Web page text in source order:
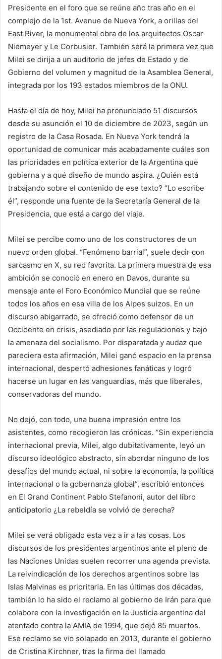
Presidente en el foro que se reúne año tras año en el
complejo de la 1st. Avenue de Nueva York, a orillas del
East River, la monumental obra de los arquitectos Oscar
Niemeyer y Le Corbusier. También será la primera vez que
Milei se dirija a un auditorio de jefes de Estado y de
Gobierno del volumen y magnitud de la Asamblea General,
integrada por los 193 estados miembros de la ONU.
Hasta el día de hoy, Milei ha pronunciado 51 discursos
desde su asunción el 10 de diciembre de 2023, según un
registro de la Casa Rosada. En Nueva York tendrá la
oportunidad de comunicar más acabadamente cuáles son
las prioridades en política exterior de la Argentina que
gobierna y a qué diseño de mundo aspira. ¿Quién está
trabajando sobre el contenido de ese texto? “Lo escribe
él”, responde una fuente de la Secretaría General de la
Presidencia, que está a cargo del viaje.
Milei se percibe como uno de los constructores de un
nuevo orden global. “Fenómeno barrial”, suele decir con
sarcasmo en X, su red favorita. La primera muestra de esa
ambición se conoció en enero en Davos, durante su
mensaje ante el Foro Económico Mundial que se reúne
todos los años en esa villa de los Alpes suizos. En un
discurso abigarrado, se ofreció como defensor de un
Occidente en crisis, asediado por las regulaciones y bajo
la amenaza del socialismo. Por disparatada y audaz que
pareciera esta afirmación, Milei ganó espacio en la prensa
internacional, despertó adhesiones fanáticas y logró
hacerse un lugar en las vanguardias, más que liberales,
conservadoras del mundo.
No dejó, con todo, una buena impresión entre los
asistentes, como recogieron las crónicas. “Sin experiencia
internacional previa, Milei, algo dubitativamente, leyó un
discurso ideológico abstracto, sin abordar ninguno de los
desafíos del mundo actual, ni sobre la economía, la política
internacional o la gobernanza global”, escribió entonces
en El Grand Continent Pablo Stefanoni, autor del libro
anticipatorio ¿La rebeldía se volvió de derecha?
Milei se verá obligado esta vez a ir a las cosas. Los
discursos de los presidentes argentinos ante el pleno de
las Naciones Unidas suelen recorrer una agenda prevista.
La reivindicación de los derechos argentinos sobre las
Islas Malvinas es prioritaria. En las últimas dos décadas,
también lo ha sido el reclamo al gobierno de Irán para que
colabore con la investigación en la Justicia argentina del
atentado contra la AMIA de 1994, que dejó 85 muertos.
Ese reclamo se vio solapado en 2013, durante el gobierno
de Cristina Kirchner, tras la firma del llamado